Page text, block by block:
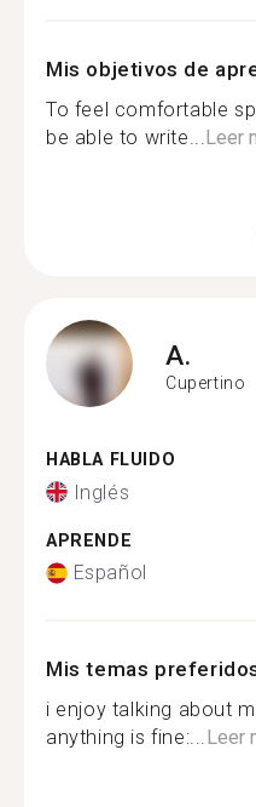
Mis objetivos de
To feel comfortable
be able to write...Leer
A.
Cupertino
HABLA FLUIDO
Inglés
APRENDE
Español
Mis temas
i enjoy talking about
anything is fine:...Leer